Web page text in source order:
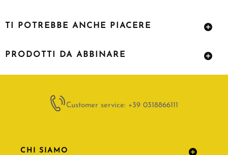
TI POTREBBE ANCHE PIACERE
PRODOTTI DA ABBINARE
Customer service: +39 0318866111
CHI SIAMO